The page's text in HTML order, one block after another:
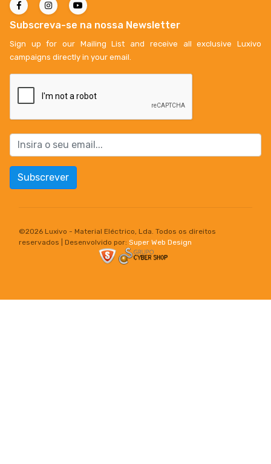
Subscreva-se na nossa Newsletter
Sign up for our Mailing List and receive all exclusive Luxivo
campaigns directly in your email.
Subscrever
©2026 Luxivo - Material Eléctrico, Lda. Todos os direitos
reservados | Desenvolvido por: Super Web Design